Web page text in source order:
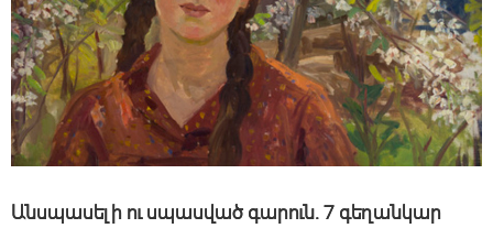
Անսպասելի ու սպասված գարուն. 7 գեղանկար